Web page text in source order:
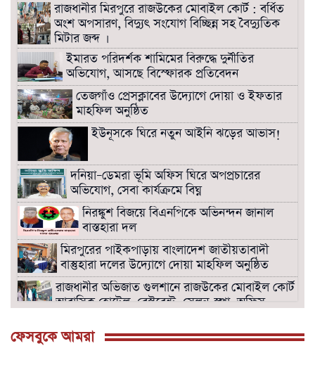
রাজধানীর মিরপুরে রাজউকের মোবাইল কোর্ট : বর্ধিত
অংশ অপসারণ, বিদ্যুৎ সংযোগ বিচ্ছিন্ন সহ বৈদ্যুতিক
মিটার জব্দ ।
ইমারত পরিদর্শক শামিমের বিরুদ্ধে দুর্নীতির
অভিযোগ, আসছে বিস্ফোরক প্রতিবেদন
তেজগাঁও প্রেসক্লাবের উদ্যোগে দোয়া ও ইফতার
মাহফিল অনুষ্ঠিত
ইউনূসকে ঘিরে নতুন আইনি ঝড়ের আভাস!
দনিয়া–ডেমরা ভূমি অফিস ঘিরে অপপ্রচারের
অভিযোগ, সেবা কার্যক্রমে বিঘ্ন
নিরঙ্কুশ বিজয়ে বিএনপিকে অভিনন্দন জানাল
বাস্তহারা দল
মিরপুরের পাইকপাড়ায় বাংলাদেশ জাতীয়তাবাদী
বাস্তুহারা দলের উদ্যোগে দোয়া মাহফিল অনুষ্ঠিত
রাজধানীর অভিজাত গুলশানে রাজউকের মোবাইল কোর্ট।
আবাসিক হোটেল, রেস্টুরেন্ট, সেলুন-স্পা, অফিস
বনানীতে রাজউকের উচ্ছেদ অভিযানে হোটেল,
ফেসবুকে আমরা